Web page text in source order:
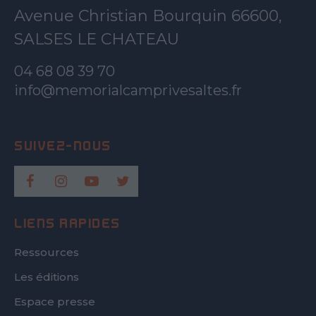
Avenue Christian Bourquin 66600,
SALSES LE CHATEAU
04 68 08 39 70
info@memorialcamprivesaltes.fr
LIENS RAPIDES
Ressources
Les éditions
Espace presse